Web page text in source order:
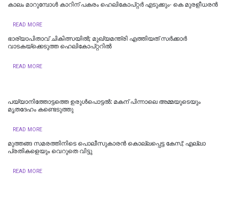
കാലം മാറുമ്പോൾ കാറിന് പകരം ഹെലികോപ്റ്റർ എടുക്കും- കെ മുരളീധരന്‍
READ MORE
ഭാര്യാപിതാവ് ചികിത്സയിൽ; മുഖ്യമന്ത്രി എത്തിയത് സര്‍ക്കാര്‍
വാടകയ്‌ക്കെടുത്ത ഹെലികോപ്റ്ററില്‍
READ MORE
പയ്യാനിത്തോട്ടത്തെ ഉരുൾപൊട്ടൽ: മകന് പിന്നാലെ അമ്മയുടെയും
മൃതദേഹം കണ്ടെടുത്തു
READ MORE
മുത്തങ്ങ സമരത്തിനിടെ പൊലീസുകാരൻ കൊല്ലപ്പെട്ട കേസ്; എല്ലാ
പ്രതികളെയും വെറുതെ വിട്ടു
READ MORE